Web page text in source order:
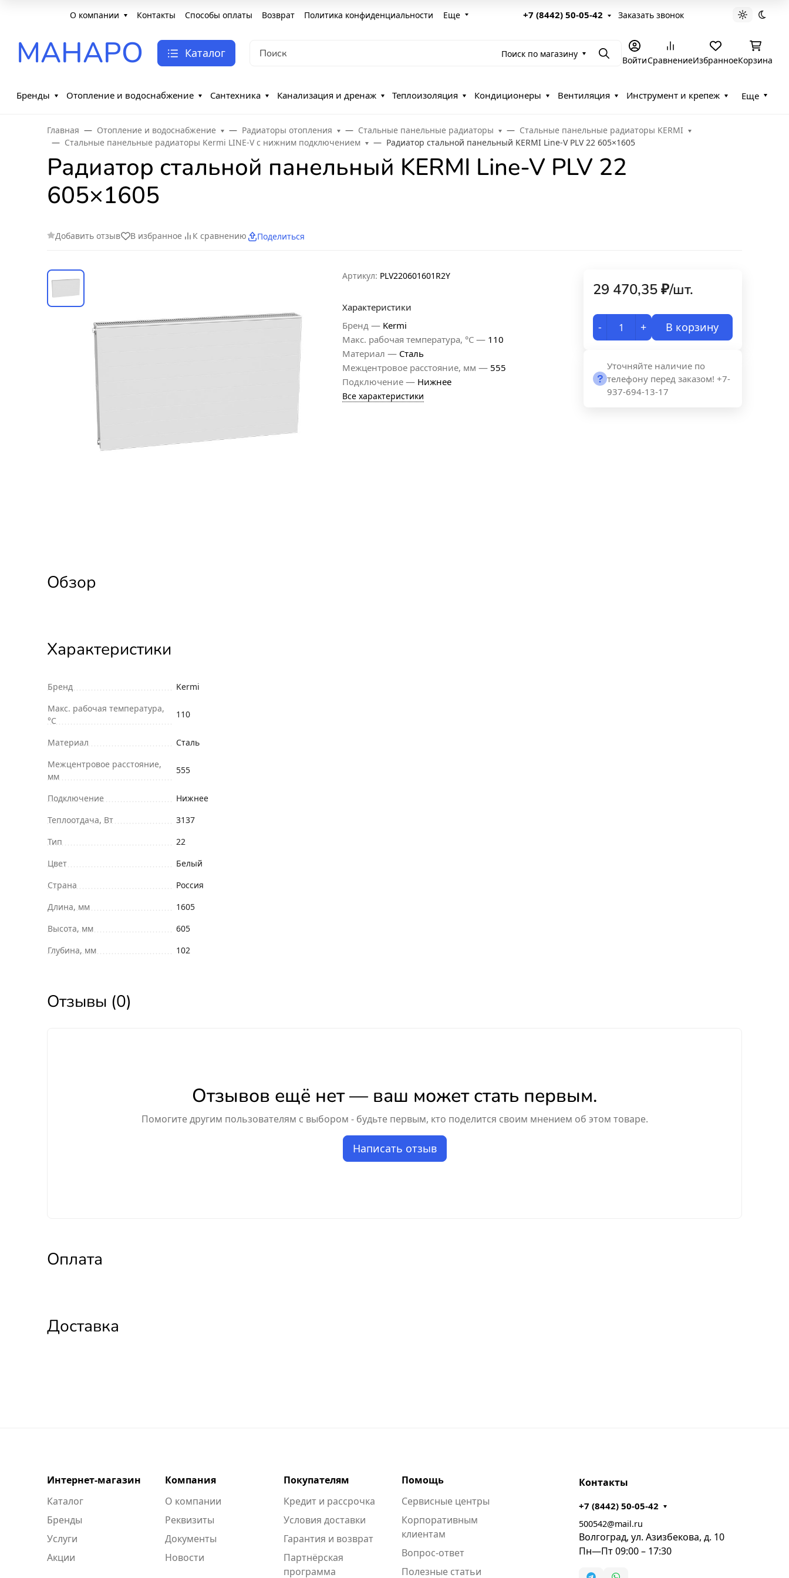
О компании Контакты Способы оплаты Возврат Политика конфиденциальности Еще +7 (8442) 50-05-42 Заказать звонок Светлая
МАНАРО Каталог Поиск по магазину ПоискВойтиСравнениеИзбранноеКорзина
Бренды Отопление и водоснабжение Сантехника Канализация и дренаж Теплоизоляция Кондиционеры Вентиляция Инструмент и крепеж Еще
Главная Отопление и водоснабжение Радиаторы отопления Стальные панельные радиаторы
Стальные панельные радиаторы KERMI
Стальные панельные радиаторы Kermi LINE-V c нижним подключением
Радиатор стальной панельный KERMI Line-V PLV 22 605×1605
Радиатор стальной панельный KERMI Line-V PLV 22
605×1605
Добавить отзыв В избранное К сравнению Поделиться
Артикул: PLV220601601R2Y
Характеристики
Бренд — Kermi
Макс. рабочая температура, °С — 110
Материал — Сталь
Межцентровое расстояние, мм — 555
Подключение — Нижнее
Все характеристики
29 470,35₽/шт.
- + В корзину
Уточняйте наличие по
телефону перед заказом! +7-
937-694-13-17
Обзор
Характеристики
Бренд
Kermi
Макс. рабочая температура,
°С
110
Материал
Сталь
Межцентровое расстояние,
мм
555
Подключение
Нижнее
Теплоотдача, Вт
3137
Тип
22
Цвет
Белый
Страна
Россия
Длина, мм
1605
Высота, мм
605
Глубина, мм
102
Отзывы (0)
Отзывов ещё нет — ваш может стать первым.
Помогите другим пользователям с выбором - будьте первым, кто поделится своим мнением об этом товаре.
Написать отзыв
Оплата
Доставка
Интернет-магазин
Каталог
Бренды
Услуги
Акции
Компания
О компании
Реквизиты
Документы
Новости
Покупателям
Кредит и рассрочка
Условия доставки
Гарантия и возврат
Партнёрская
программа
Помощь
Сервисные центры
Корпоративным
клиентам
Вопрос-ответ
Полезные статьи
Контакты
+7 (8442) 50-05-42
500542@mail.ru
Волгоград, ул. Азизбекова, д. 10
Пн—Пт 09:00 – 17:30